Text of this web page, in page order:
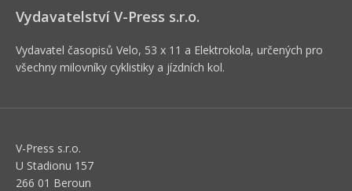
Vydavatelství V-Press s.r.o.
Vydavatel časopisů Velo, 53 x 11 a Elektrokola, určených pro
všechny milovníky cyklistiky a jízdních kol.
V-Press s.r.o.
U Stadionu 157
266 01 Beroun